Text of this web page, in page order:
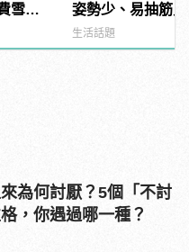
雪大
姿勢少、易抽筋
生活話題
為何討厭？5個「不討
，你遇過哪一種？